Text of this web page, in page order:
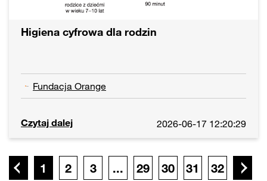
Higiena cyfrowa dla rodzin
Fundacja Orange
Czytaj dalej 2026-06-17 12:20:29
1 2 3 ... 29 30 31 32